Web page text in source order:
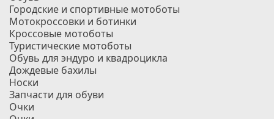
Городские и спортивные мотоботы
Мотокроссовки и ботинки
Кроссовые мотоботы
Туристические мотоботы
Обувь для эндуро и квадроцикла
Дождевые бахилы
Носки
Запчасти для обуви
Очки